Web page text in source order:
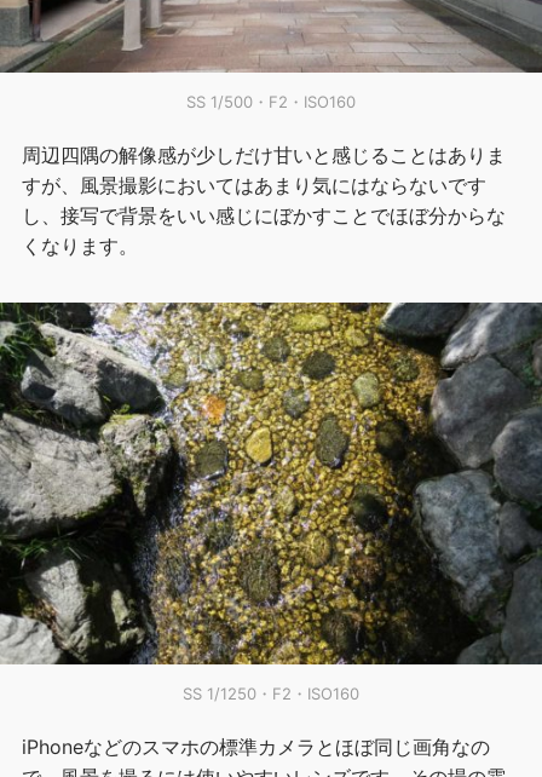
SS 1/500・F2・ISO160
周辺四隅の解像感が少しだけ甘いと感じることはありま
すが、風景撮影においてはあまり気にはならないです
し、接写で背景をいい感じにぼかすことでほぼ分からな
くなります。
SS 1/1250・F2・ISO160
iPhoneなどのスマホの標準カメラとほぼ同じ画角なの